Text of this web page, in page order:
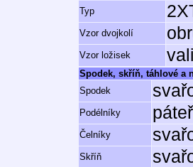
Typ
Vzor dvojkolí
Vzor ložisek
Spodek, skříň, táhlové a
Spodek
Podélníky
Čelníky
Skříň